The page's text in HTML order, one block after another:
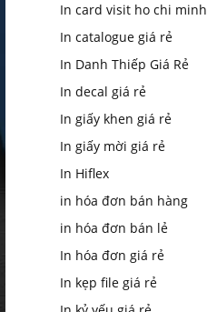
In card visit ho chi minh
In catalogue giá rẻ
In Danh Thiếp Giá Rẻ
In decal giá rẻ
In giấy khen giá rẻ
In giấy mời giá rẻ
In Hiflex
in hóa đơn bán hàng
in hóa đơn bán lẻ
In hóa đơn giá rẻ
In kẹp file giá rẻ